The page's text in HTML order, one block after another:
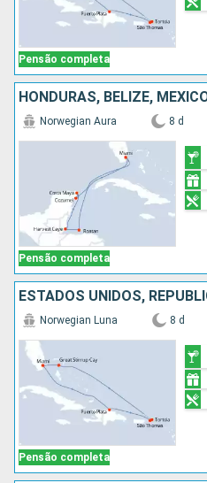
Pensão completa
Pensão completa
Norwegian Aura 8 d
Pensão completa
Norwegian Luna 8 d